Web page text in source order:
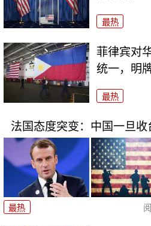
最热
菲律宾对
统一，明
最热
法国态度突变：中国一旦
最热